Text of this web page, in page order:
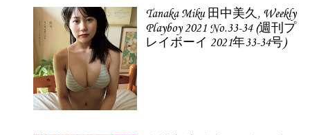
Tanaka Miku 田中美久, Weekly
Playboy 2021 No.33-34 (週刊プ
レイボーイ 2021年33-34号)